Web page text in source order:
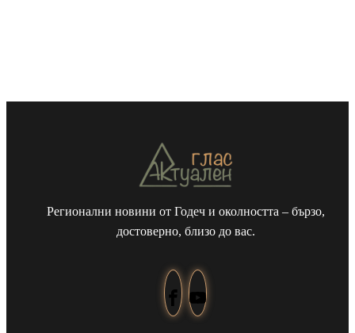
Регионални новини от Годеч и околността – бързо,
достоверно, близо до вас.